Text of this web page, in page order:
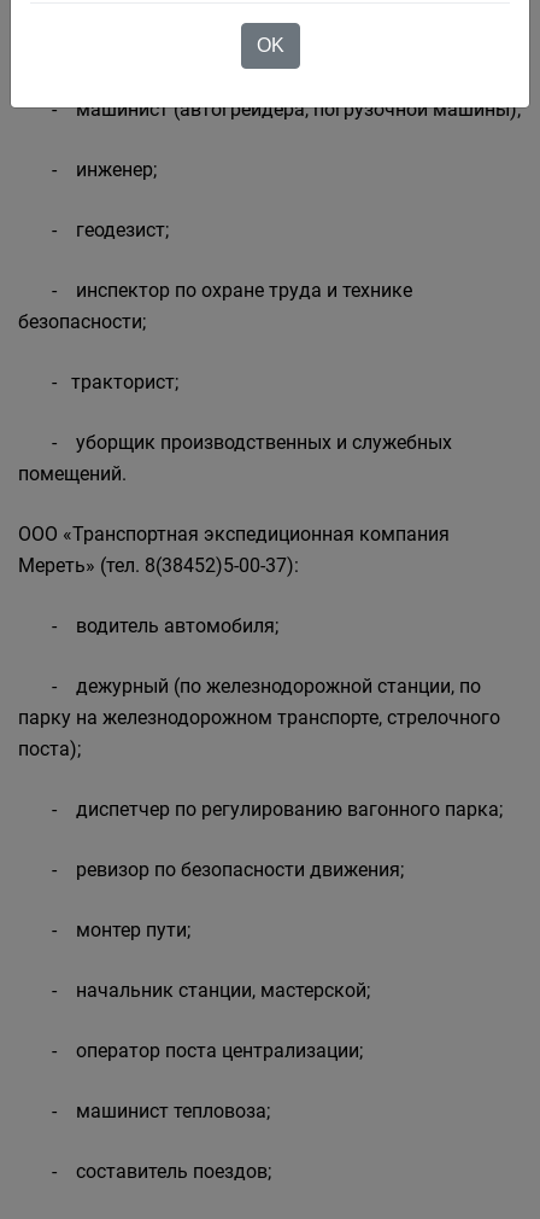
- дорожный рабочий;
- машинист (автогрейдера, погрузочной машины);
- инженер;
- геодезист;
- инспектор по охране труда и технике
безопасности;
- тракторист;
- уборщик производственных и служебных
помещений.
ООО «Транспортная экспедиционная компания
Мереть» (тел. 8(38452)5-00-37):
- водитель автомобиля;
- дежурный (по железнодорожной станции, по
парку на железнодорожном транспорте, стрелочного
поста);
- диспетчер по регулированию вагонного парка;
- ревизор по безопасности движения;
- монтер пути;
- начальник станции, мастерской;
- оператор поста централизации;
- машинист тепловоза;
- составитель поездов;
OK